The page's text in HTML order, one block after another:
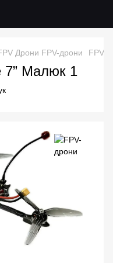
Дрони FPV-дрони FPV
7” Малюк 1